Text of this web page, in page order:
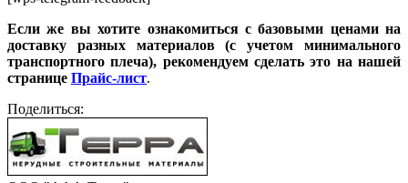
Если же вы хотите ознакомиться с базовыми ценами на
доставку разных материалов (с учетом минимального
транспортного плеча), рекомендуем сделать это на нашей
странице Прайс-лист.
Поделиться: